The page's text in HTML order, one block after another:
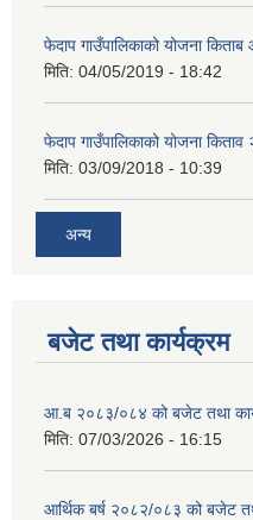
फेदाप गाउँपालिकाको योजना
मिति: 04/05/2019 - 18:42
फेदाप गाउँपालिकाको योजना
मिति: 03/09/2018 - 10:39
अन्य
बजेट तथा कार्यक्रम
आ.ब २०८३/०८४ को बजेट तथा
मिति: 07/03/2026 - 16:15
आर्थिक बर्ष २०८२/०८३ को बजेट